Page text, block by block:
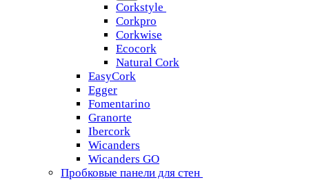
Corkstyle
Corkpro
Corkwise
Ecocork
Natural Cork
EasyCork
Egger
Fomentarino
Granorte
Ibercork
Wicanders
Wicanders GO
Пробковые панели для стен